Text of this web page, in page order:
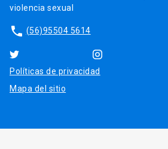
violencia sexual
phone (56)95504 5614
Políticas de privacidad
Mapa del sitio